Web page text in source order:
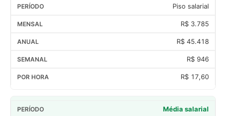
Piso salarial
R$ 3.785
R$ 45.418
R$ 946
R$ 17,60
Média salarial